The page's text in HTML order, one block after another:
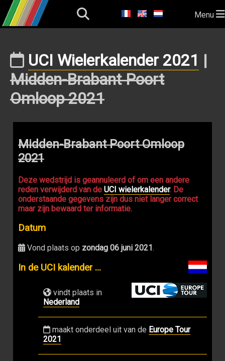
Menu
UCI Wielerkalender 2021 |
Midden-Brabant Poort
Omloop 2021
Midden-Brabant Poort Omloop
2021
Deze wedstrijd is geannuleerd of om een andere
reden verwijderd van de UCI wielerkalender. De
onderstaande gegevens zijn dus niet langer correct
maar zijn bewaard ter informatie.
Datum
Vond plaats op zondag 06 juni 2021.
In de UCI kalender ...
vindt plaats in
Nederland
maakt onderdeel uit van de Europe Tour
2021